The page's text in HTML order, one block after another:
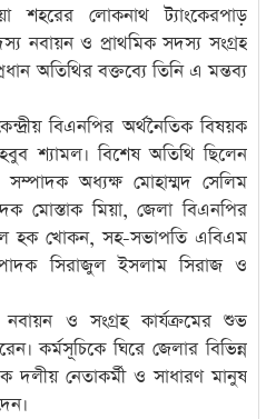
শহরের লোকনাথ ট্যাংকেরপাড়
নবায়ন ও প্রাথমিক সদস্য সংগ্রহ
অতিথির বক্তব্যে তিনি এ মন্তব্য
বিএনপির অর্থনৈতিক বিষয়ক
শ্যামল। বিশেষ অতিথি ছিলেন
সম্পাদক অধ্যক্ষ মোহাম্মদ সেলিম
মোস্তাক মিয়া, জেলা বিএনপির
হক খোকন, সহ-সভাপতি এবিএম
সিরাজুল ইসলাম সিরাজ ও
ও সংগ্রহ কার্যক্রমের শুভ
কর্মসূচিকে ঘিরে জেলার বিভিন্ন
নেতাকর্মী ও সাধারণ মানুষ